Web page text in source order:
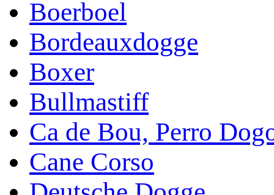
Boerboel
Bordeauxdogge
Boxer
Bullmastiff
Ca de Bou, Perro
Cane Corso